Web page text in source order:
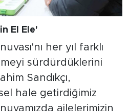
El Ele'
her yıl farklı
sürdürdüklerini
Sandıkçı,
hale getirdiğimiz
ailelerimizin